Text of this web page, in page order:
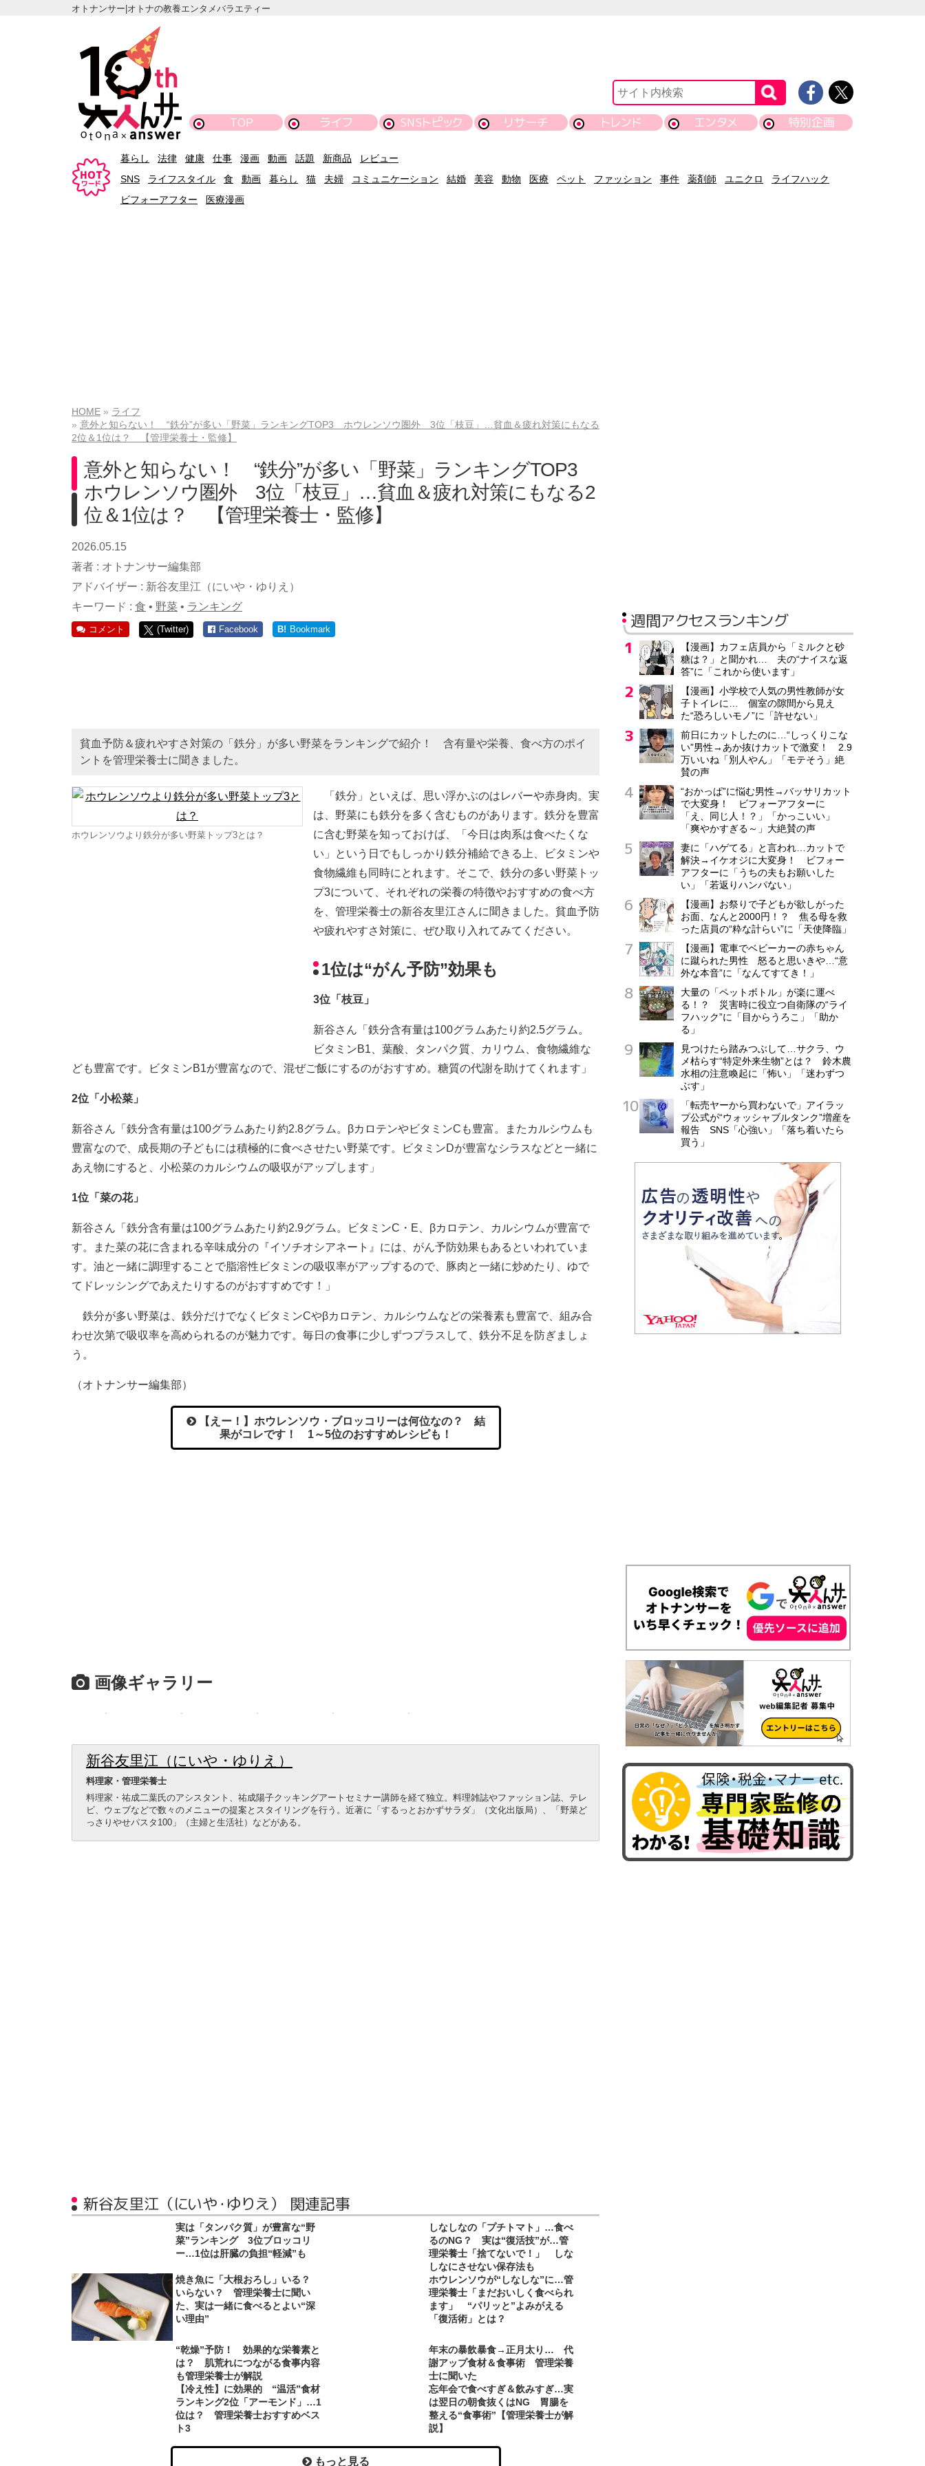
オトナンサー|オトナの教養エンタメバラエティー
TOP ライフ SNSトピック リサーチ トレンド エンタメ 特別企画
暮らし 法律 健康 仕事 漫画 動画 話題 新商品
レビュー
SNS
ライフスタイル 食 動画 暮らし 猫 夫婦 コミュニケーション 結婚 美容 動物 医療 ペット ファッション 事件 薬剤師 ユニクロ
ライフハック
ビフォーアフター
医療漫画
HOME
ライフ
意外と知らない！ “鉄分”が多い「野菜」ランキングTOP3 ホウレンソウ圏外 3位「枝豆」…貧血＆疲れ対策にもなる
2位＆1位は？ 【管理栄養士・監修】
意外と知らない！ “鉄分”が多い「野菜」ランキングTOP3
ホウレンソウ圏外 3位「枝豆」…貧血＆疲れ対策にもなる2
位＆1位は？ 【管理栄養士・監修】
2026.05.15
著者 : オトナンサー編集部
アドバイザー : 新谷友里江（にいや・ゆりえ）
キーワード : 食 • 野菜 • ランキング
コメント (Twitter) Facebook B! Bookmark
貧血予防＆疲れやすさ対策の「鉄分」が多い野菜をランキングで紹介！ 含有量や栄養、食べ方のポイ
ントを管理栄養士に聞きました。
ホウレンソウより鉄分が多い野菜トップ3とは？
「鉄分」といえば、思い浮かぶのはレバーや赤身肉。実
は、野菜にも鉄分を多く含むものがあります。鉄分を豊富
に含む野菜を知っておけば、「今日は肉系は食べたくな
い」という日でもしっかり鉄分補給できる上、ビタミンや
食物繊維も同時にとれます。そこで、鉄分の多い野菜トッ
プ3について、それぞれの栄養の特徴やおすすめの食べ方
を、管理栄養士の新谷友里江さんに聞きました。貧血予防
や疲れやすさ対策に、ぜひ取り入れてみてください。
1位は“がん予防”効果も
3位「枝豆」
新谷さん「鉄分含有量は100グラムあたり約2.5グラム。
ビタミンB1、葉酸、タンパク質、カリウム、食物繊維な
ども豊富です。ビタミンB1が豊富なので、混ぜご飯にするのがおすすめ。糖質の代謝を助けてくれます」
2位「小松菜」
新谷さん「鉄分含有量は100グラムあたり約2.8グラム。βカロテンやビタミンCも豊富。またカルシウムも
豊富なので、成長期の子どもには積極的に食べさせたい野菜です。ビタミンDが豊富なシラスなどと一緒に
あえ物にすると、小松菜のカルシウムの吸収がアップします」
1位「菜の花」
新谷さん「鉄分含有量は100グラムあたり約2.9グラム。ビタミンC・E、βカロテン、カルシウムが豊富で
す。また菜の花に含まれる辛味成分の『イソチオシアネート』には、がん予防効果もあるといわれていま
す。油と一緒に調理することで脂溶性ビタミンの吸収率がアップするので、豚肉と一緒に炒めたり、ゆで
てドレッシングであえたりするのがおすすめです！」
鉄分が多い野菜は、鉄分だけでなくビタミンCやβカロテン、カルシウムなどの栄養素も豊富で、組み合
わせ次第で吸収率を高められるのが魅力です。毎日の食事に少しずつプラスして、鉄分不足を防ぎましょ
う。
（オトナンサー編集部）
【えー！】ホウレンソウ・ブロッコリーは何位なの？ 結
果がコレです！ 1～5位のおすすめレシピも！
画像ギャラリー
新谷友里江（にいや・ゆりえ）
料理家・管理栄養士
料理家・祐成二葉氏のアシスタント、祐成陽子クッキングアートセミナー講師を経て独立。料理雑誌やファッション誌、テレ
ビ、ウェブなどで数々のメニューの提案とスタイリングを行う。近著に「するっとおかずサラダ」（文化出版局）、「野菜ど
っさりやせパスタ100」（主婦と生活社）などがある。
新谷友里江（にいや・ゆりえ） 関連記事
実は「タンパク質」が豊富な“野
菜”ランキング 3位ブロッコリ
ー…1位は肝臓の負担“軽減”も
しなしなの「プチトマト」…食べ
るのNG？ 実は“復活技”が…管
理栄養士「捨てないで！」 しな
しなにさせない保存法も
焼き魚に「大根おろし」いる？
いらない？ 管理栄養士に聞い
た、実は一緒に食べるとよい“深
い理由”
ホウレンソウが“しなしな”に…管
理栄養士「まだおいしく食べられ
ます」 “パリッと”よみがえる
「復活術」とは？
“乾燥”予防！ 効果的な栄養素と
は？ 肌荒れにつながる食事内容
も管理栄養士が解説
年末の暴飲暴食→正月太り… 代
謝アップ食材＆食事術 管理栄養
士に聞いた
【冷え性】に効果的 “温活”食材
ランキング2位「アーモンド」…1
位は？ 管理栄養士おすすめベス
ト3
忘年会で食べすぎ＆飲みすぎ…実
は翌日の朝食抜くはNG 胃腸を
整える“食事術”【管理栄養士が解
説】
もっと見る
週間アクセスランキング
【漫画】カフェ店員から「ミルクと砂
糖は？」と聞かれ… 夫の“ナイスな返
答”に「これから使います」
【漫画】小学校で人気の男性教師が女
子トイレに… 個室の隙間から見え
た“恐ろしいモノ”に「許せない」
前日にカットしたのに…“しっくりこな
い”男性→あか抜けカットで激変！ 2.9
万いいね「別人やん」「モテそう」絶
賛の声
“おかっぱ”に悩む男性→バッサリカット
で大変身！ ビフォーアフターに
「え、同じ人！？」「かっこいい」
「爽やかすぎる～」大絶賛の声
妻に「ハゲてる」と言われ…カットで
解決→イケオジに大変身！ ビフォー
アフターに「うちの夫もお願いした
い」「若返りハンパない」
【漫画】お祭りで子どもが欲しがった
お面、なんと2000円！？ 焦る母を救
った店員の“粋な計らい”に「天使降臨」
【漫画】電車でベビーカーの赤ちゃん
に蹴られた男性 怒ると思いきや…“意
外な本音”に「なんてすてき！」
大量の「ペットボトル」が楽に運べ
る！？ 災害時に役立つ自衛隊の“ライ
フハック”に「目からうろこ」「助か
る」
見つけたら踏みつぶして…サクラ、ウ
メ枯らす“特定外来生物”とは？ 鈴木農
水相の注意喚起に「怖い」「迷わずつ
ぶす」
「転売ヤーから買わないで」アイラッ
プ公式が“ウォッシャブルタンク”増産を
報告 SNS「心強い」「落ち着いたら
買う」